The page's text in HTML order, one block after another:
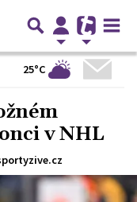
25°C
v NHL